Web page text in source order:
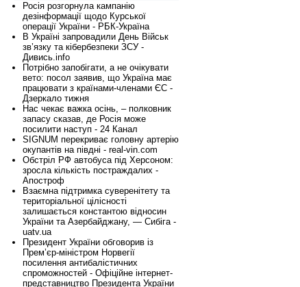
Росія розгорнула кампанію
дезінформації щодо Курської
операції України - РБК-Україна
В Україні запровадили День Військ
зв’язку та кібербезпеки ЗСУ -
Дивись.info
Потрібно запобігати, а не очікувати
вето: посол заявив, що Україна має
працювати з країнами-членами ЄС -
Дзеркало тижня
Нас чекає важка осінь, – полковник
запасу сказав, де Росія може
посилити наступ - 24 Канал
SIGNUM перекриває головну артерію
окупантів на півдні - real-vin.com
Обстріл РФ автобуса під Херсоном:
зросла кількість постраждалих -
Апостроф
Взаємна підтримка суверенітету та
територіальної цілісності
залишається константою відносин
України та Азербайджану, — Сибіга -
uatv.ua
Президент України обговорив із
Прем’єр-міністром Норвегії
посилення антибалістичних
спроможностей - Офіційне інтернет-
представництво Президента України